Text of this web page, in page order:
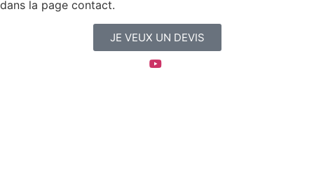
dans la page contact.
JE VEUX UN DEVIS